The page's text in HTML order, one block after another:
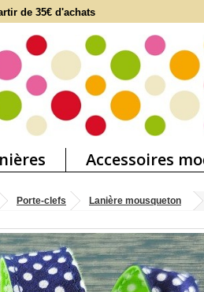
de 35€ d'achats
Accessoires
Porte-clefs Lanière mousqueton